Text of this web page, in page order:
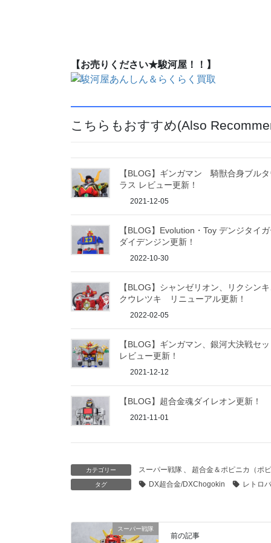
【お売りください★駿河屋！！】
こちらもおすすめ(Also
【BLOG】ギンガマン 騎獣合身ブル
ラス レビュー更新！
2021-12-05
【BLOG】Evolution・Toy デンジタイ
ダイデンジン更新！
2022-10-30
【BLOG】シャンゼリオン、リクシン
クウレツキ リニューアル更新！
2022-02-05
【BLOG】ギンガマン、銀河大決戦セ
レビュー更新！
2021-12-12
【BLOG】超合金魂ダイレオン更新！
2021-11-01
カテゴリー スーパー戦隊 、 超合金＆ポピニカ（ポ
タグ DX超合金/DXChogokin レトロ
スーパー戦隊
前の記事